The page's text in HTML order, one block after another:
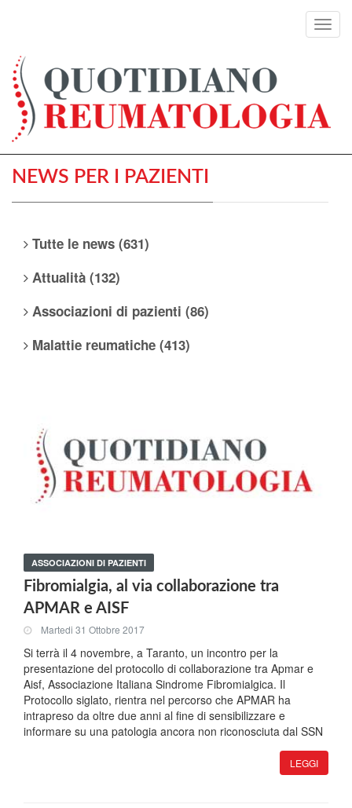
NEWS PER I PAZIENTI
Tutte le news (631)
Attualità (132)
Associazioni di pazienti (86)
Malattie reumatiche (413)
ASSOCIAZIONI DI PAZIENTI
Fibromialgia, al via collaborazione tra
APMAR e AISF
Martedi 31 Ottobre 2017
Si terrà il 4 novembre, a Taranto, un incontro per la
presentazione del protocollo di collaborazione tra Apmar e
Aisf, Associazione Italiana Sindrome Fibromialgica. Il
Protocollo siglato, rientra nel percorso che APMAR ha
intrapreso da oltre due anni al fine di sensibilizzare e
informare su una patologia ancora non riconosciuta dal SSN
LEGGI